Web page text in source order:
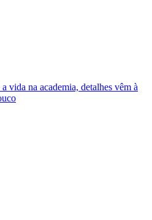
vida na academia, detalhes vêm à